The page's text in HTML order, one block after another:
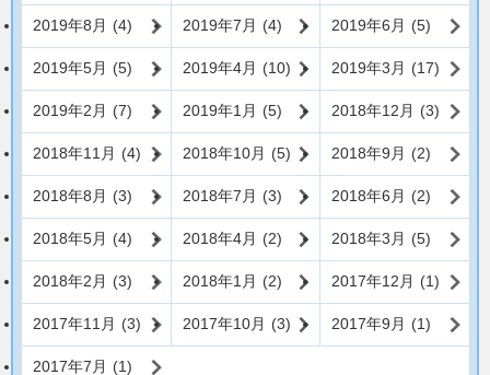
2019年8月 (4) 2019年7月 (4) 2019年6月 (5)
2019年5月 (5) 2019年4月 (10) 2019年3月 (17)
2019年2月 (7) 2019年1月 (5) 2018年12月 (3)
2018年11月 (4) 2018年10月 (5) 2018年9月 (2)
2018年8月 (3) 2018年7月 (3) 2018年6月 (2)
2018年5月 (4) 2018年4月 (2) 2018年3月 (5)
2018年2月 (3) 2018年1月 (2) 2017年12月 (1)
2017年11月 (3) 2017年10月 (3) 2017年9月 (1)
2017年7月 (1)